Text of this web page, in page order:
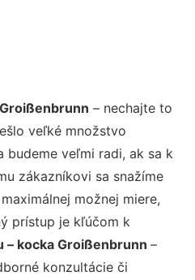
– nechajte to
veľké množstvo
budeme veľmi radi, ak sa k
zákazníkovi sa snažíme
možnej miere,
prístup je kľúčom k
– kocka Groißenbrunn –
konzultácie či